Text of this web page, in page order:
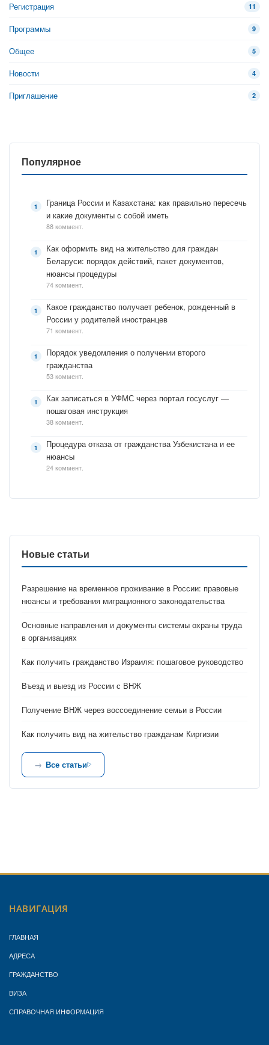
Регистрация 11
Программы 9
Общее 5
Новости 4
Приглашение 2
Популярное
Граница России и Казахстана: как правильно пересечь
и какие документы с собой иметь
88 коммент.
Как оформить вид на жительство для граждан
Беларуси: порядок действий, пакет документов,
нюансы процедуры
74 коммент.
Какое гражданство получает ребенок, рожденный в
России у родителей иностранцев
71 коммент.
Порядок уведомления о получении второго
гражданства
53 коммент.
Как записаться в УФМС через портал госуслуг —
пошаговая инструкция
38 коммент.
Процедура отказа от гражданства Узбекистана и ее
нюансы
24 коммент.
Новые статьи
Разрешение на временное проживание в России: правовые
нюансы и требования миграционного законодательства
Основные направления и документы системы охраны труда
в организациях
Как получить гражданство Израиля: пошаговое руководство
Въезд и выезд из России с ВНЖ
Получение ВНЖ через воссоединение семьи в России
Как получить вид на жительство гражданам Киргизии
Все статьи
НАВИГАЦИЯ
ГЛАВНАЯ
АДРЕСА
ГРАЖДАНСТВО
ВИЗА
СПРАВОЧНАЯ ИНФОРМАЦИЯ